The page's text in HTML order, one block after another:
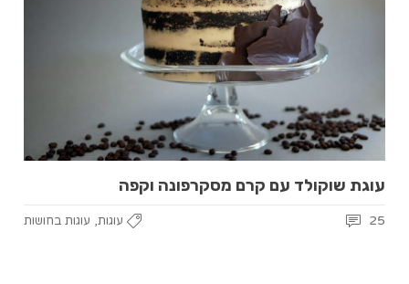
עוגת שוקולד עם קרם מסקרפונה וקפה
עוגות, עוגות בחושות 25